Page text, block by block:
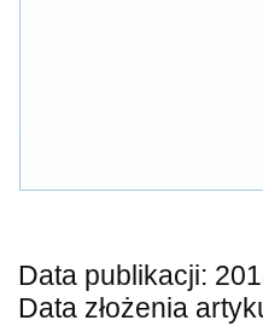
Data publikacji:
Data złożenia